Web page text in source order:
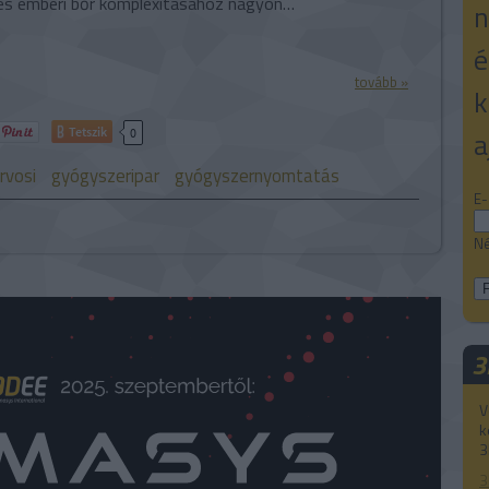
tovább »
Tetszik 0
gyógyszeripar gyógyszernyomtatás